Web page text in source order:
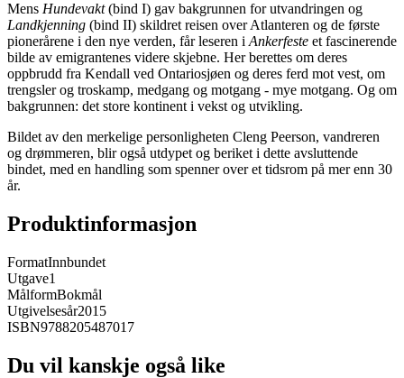
Mens Hundevakt(bind I) gav bakgrunnen for utvandringen og
Landkjenning (bind II) skildret reisen over Atlanteren og de første
pionerårene i den nye verden, får leseren i Ankerfeste et fascinerende
bilde av emigrantenes videre skjebne. Her berettes om deres
oppbrudd fra Kendall ved Ontariosjøen og deres ferd mot vest, om
trengsler og troskamp, medgang og motgang - mye motgang. Og om
bakgrunnen: det store kontinent i vekst og utvikling.
Bildet av den merkelige personligheten Cleng Peerson, vandreren
og drømmeren, blir også utdypet og beriket i dette avsluttende
bindet, med en handling som spenner over et tidsrom på mer enn 30
år.
Produktinformasjon
FormatInnbundet
Utgave1
MålformBokmål
Utgivelsesår2015
ISBN9788205487017
Du vil kanskje også like